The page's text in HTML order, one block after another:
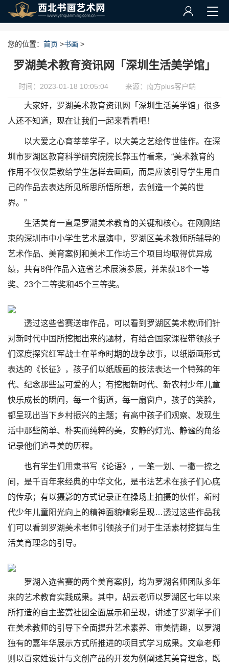
您的位置： 首页 >书画 >
罗湖美术教育资讯网「深圳生活美学馆」
时间：2023-01-18 10:05:04 来源：南方plus客户端
大家好，罗湖美术教育资讯网「深圳生活美学馆」很多
人还不知道，现在让我们一起来看看吧！
以大爱之心育莘莘学子，以大美之艺绘传世佳作。在深
圳市罗湖区教育科学研究院院长郭玉竹看来，“美术教育的
作用不仅仅是教给学生怎样去画画，而是应该引导学生用自
己的作品去表达所见所思所悟所想，去创造一个美的世
界。”
生活美育一直是罗湖美术教育的关键和核心。在刚刚结
束的深圳市中小学生艺术展演中，罗湖区美术教师所辅导的
艺术作品、美育案例和美术工作坊三个项目均取得优异成
绩，共有8件作品入选省艺术展演参展，并荣获18个一等
奖、23个二等奖和45个三等奖。
透过这些省赛送审作品，可以看到罗湖区美术教师们针
对新时代中国所挖掘出来的题材，有结合国家课程带领孩子
们深度探究红军战士在革命时期的战争故事，以纸版画形式
表达的《长征》，孩子们以纸版画的技法表达一个特殊的年
代、纪念那些最可爱的人；有挖掘新时代、新农村少年儿童
快乐成长的瞬间，每一个街道，每一扇窗户，孩子的笑脸，
都呈现出当下乡村振兴的主题；有高中孩子们观察、发现生
活中那些简单、朴实而纯粹的美，安静的灯光、静谧的角落
记录他们追寻美的历程。
也有学生们用隶书写《论语》，一笔一划、一撇一捺之
间，是千百年来经典的中华文化，是书法艺术在孩子们心底
的传承；有以摄影的方式记录正在操场上拍摄的伙伴，新时
代少年儿童阳光向上的精神面貌精彩呈现…透过这些作品我
们可以看到罗湖美术老师引领孩子们对于生活素材挖掘与生
活美育理念的引导。
罗湖入选省赛的两个美育案例，均为罗湖名师团队多年
来的艺术教育实践成果。其中，胡云老师以罗湖区七年以来
所打造的自主鉴赏社团全面展示和呈现，讲述了罗湖学子们
在美术教师的引导下全面提升艺术素养、审美情趣，以罗湖
独有的嘉年华展示方式所推进的项目式学习成果。文章老师
则以百家姓设计与文创产品的开发为例阐述其美育理念，既